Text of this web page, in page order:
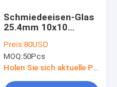
Schmiedeeisen-Glas
25.4mm 10x10
Glaseingangstüren
verdreifachen
glasiert
Preis:80USD
MOQ:50Pcs
Holen Sie sich aktuelle Preis